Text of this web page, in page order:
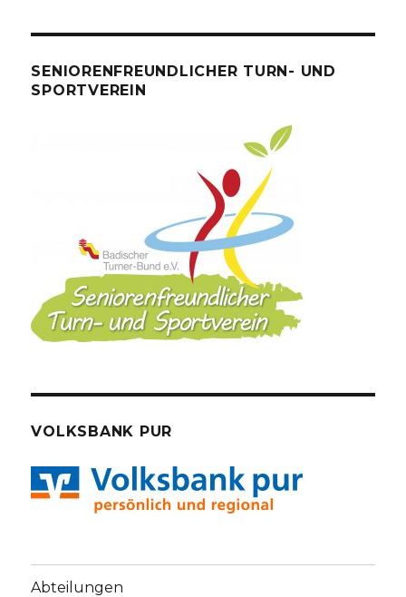
SENIORENFREUNDLICHER TURN- UND
SPORTVEREIN
VOLKSBANK PUR
Abteilungen